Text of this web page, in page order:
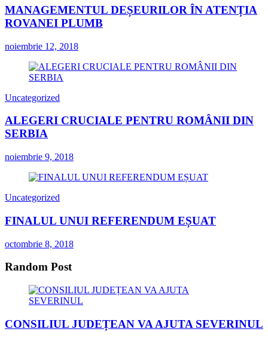
MANAGEMENTUL DEȘEURILOR ÎN ATENȚIA
ROVANEI PLUMB
noiembrie 12, 2018
Uncategorized
ALEGERI CRUCIALE PENTRU ROMÂNII DIN
SERBIA
noiembrie 9, 2018
Uncategorized
FINALUL UNUI REFERENDUM EȘUAT
octombrie 8, 2018
Random Post
CONSILIUL JUDEȚEAN VA AJUTA SEVERINUL